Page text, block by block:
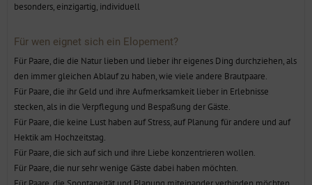
besonders, einzigartig, individuell
Für wen eignet sich ein Elopement?
Für Paare, die die Natur lieben und lieber ihr eigenes Ding durchziehen, als
den immer gleichen Ablauf zu haben, wie viele andere Brautpaare.
Für Paare, die ihr Geld und ihre Aufmerksamkeit lieber in Erlebnisse
stecken, als in die Verpflegung und Bespaßung der Gäste.
Für Paare, die keine Lust haben auf Stress, auf Planung für andere und auf
Hektik am Hochzeitstag.
Für Paare, die sich auf sich und ihre Liebe konzentrieren wollen.
Für Paare, die nur sehr wenige Gäste dabei haben möchten.